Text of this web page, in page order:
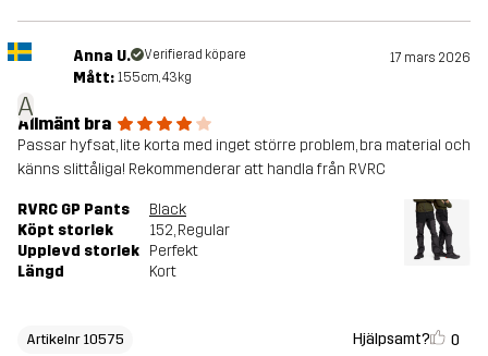
A
Anna U. Verifierad köpare 17 mars 2026
Mått: 155cm, 43kg
Allmänt bra
Passar hyfsat, lite korta med inget större problem, bra material och
känns slittåliga! Rekommenderar att handla från RVRC
RVRC GP Pants
Black
Köpt storlek
152, Regular
Upplevd storlek Perfekt
Längd
Kort
Artikelnr 10575 Hjälpsamt? 0